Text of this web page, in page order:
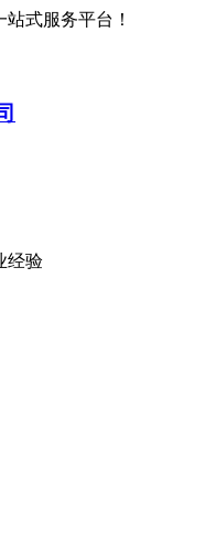
式服务平台！
经验